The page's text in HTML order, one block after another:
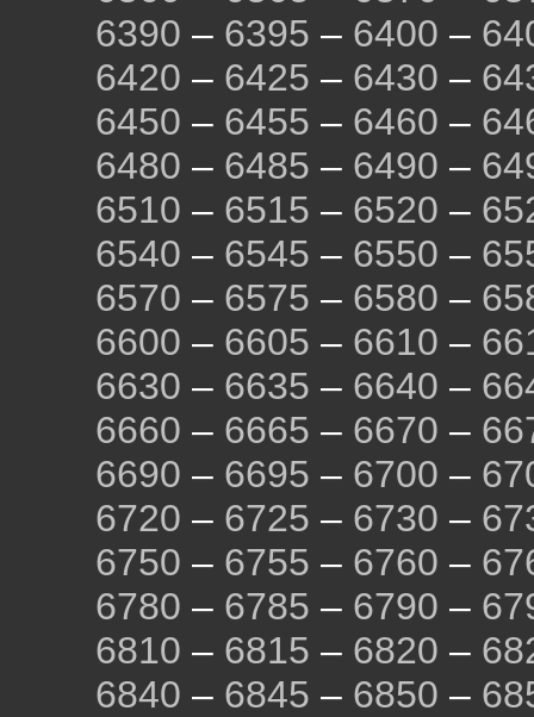
6390 – 6395 – 6400 –
6420 – 6425 – 6430 –
6450 – 6455 – 6460 –
6480 – 6485 – 6490 –
6510 – 6515 – 6520 –
6540 – 6545 – 6550 –
6570 – 6575 – 6580 –
6600 – 6605 – 6610 –
6630 – 6635 – 6640 –
6660 – 6665 – 6670 –
6690 – 6695 – 6700 –
6720 – 6725 – 6730 –
6750 – 6755 – 6760 –
6780 – 6785 – 6790 –
6810 – 6815 – 6820 –
6840 – 6845 – 6850 –